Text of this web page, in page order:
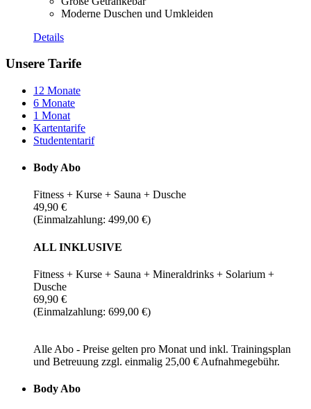
Moderne Duschen und Umkleiden
Details
Unsere Tarife
12 Monate
6 Monate
1 Monat
Kartentarife
Studententarif
Body Abo
Fitness + Kurse + Sauna + Dusche
49,90 €
(Einmalzahlung: 499,00 €)
ALL INKLUSIVE
Fitness + Kurse + Sauna + Mineraldrinks + Solarium +
Dusche
69,90 €
(Einmalzahlung: 699,00 €)
Alle Abo - Preise gelten pro Monat und inkl. Trainingsplan
und Betreuung zzgl. einmalig 25,00 € Aufnahmegebühr.
Body Abo